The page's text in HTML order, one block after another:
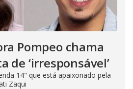
Pompeo chama
de ‘irresponsável’
14" que está apaixonado pela
Zaqui